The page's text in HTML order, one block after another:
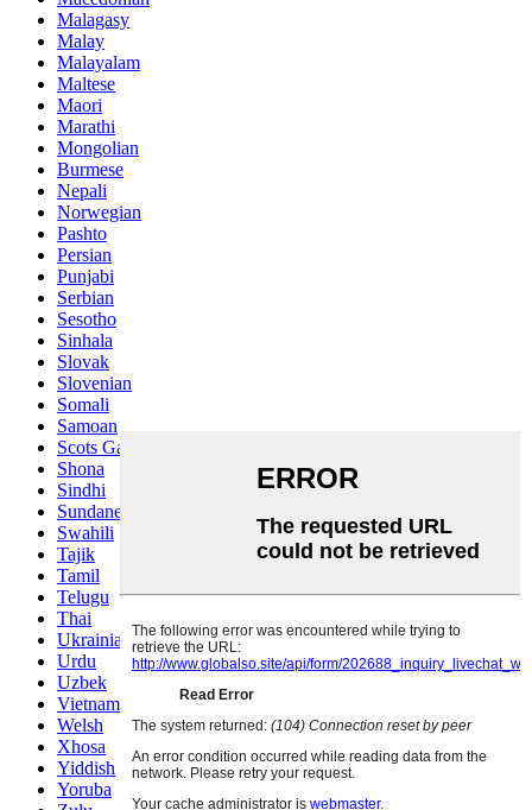
Malagasy
Malay
Malayalam
Maltese
Maori
Marathi
Mongolian
Burmese
Nepali
Norwegian
Pashto
Persian
Punjabi
Serbian
Sesotho
Sinhala
Slovak
Slovenian
Somali
Samoan
Scots Gaelic
Shona
Sindhi
Sundanese
Swahili
Tajik
Tamil
Telugu
Thai
Ukrainian
Urdu
Uzbek
Vietnamese
Welsh
Xhosa
Yiddish
Yoruba